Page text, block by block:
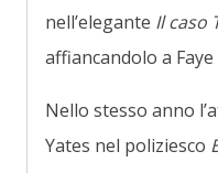
nell’elegante Il caso
affiancandolo a
Nello stesso anno
Yates nel poliziesco